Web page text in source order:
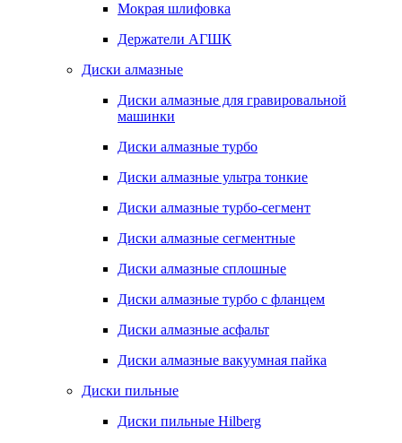
Мокрая шлифовка
Держатели АГШК
Диски алмазные
Диски алмазные для гравировальной
машинки
Диски алмазные турбо
Диски алмазные ультра тонкие
Диски алмазные турбо-сегмент
Диски алмазные сегментные
Диски алмазные сплошные
Диски алмазные турбо с фланцем
Диски алмазные асфальт
Диски алмазные вакуумная пайка
Диски пильные
Диски пильные Hilberg